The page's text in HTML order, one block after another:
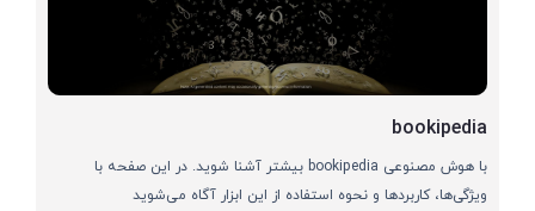
bookipedia
با هوش مصنوعی bookipedia بیشتر آشنا شوید. در این صفحه با
ویژگی‌ها، کاربردها و نحوه استفاده از این ابزار آگاه می‌شوید